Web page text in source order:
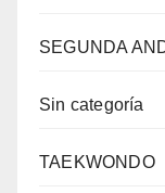
SEGUNDA
Sin categoría
TAEKWONDO